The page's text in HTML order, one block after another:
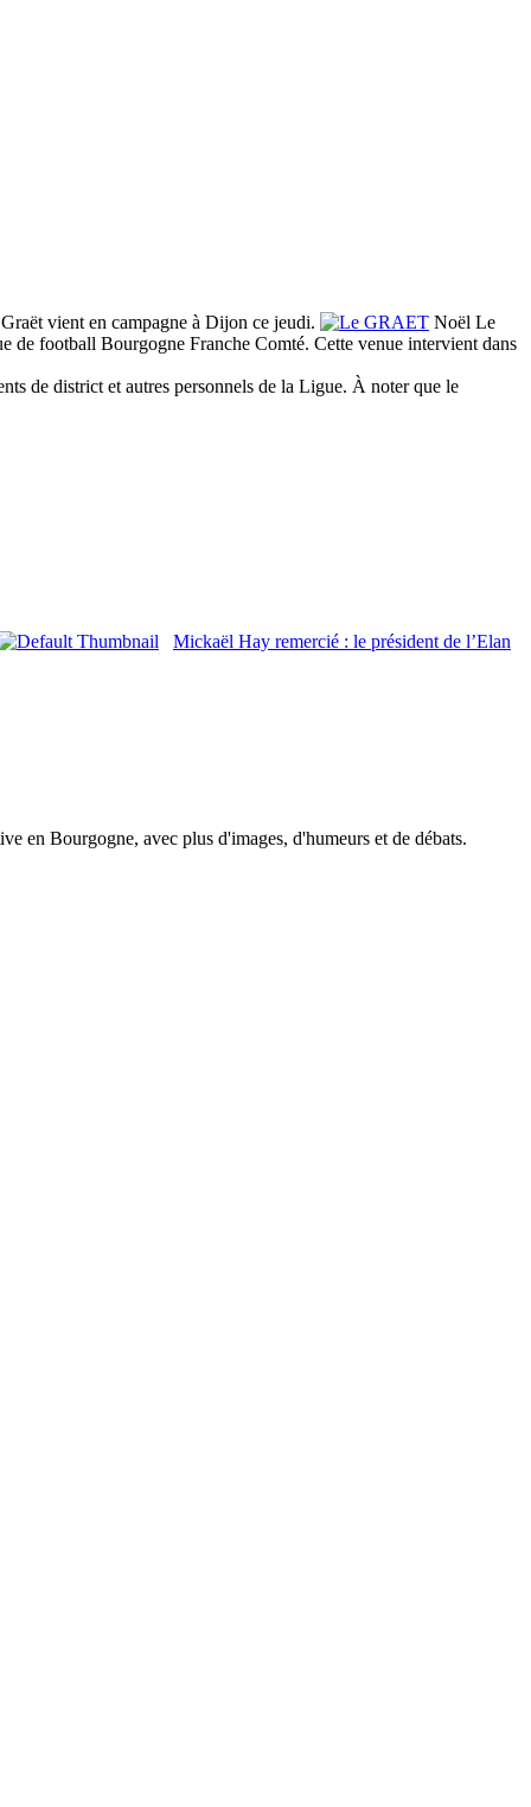
vient en campagne à Dijon ce jeudi.
Noël Le
de football Bourgogne Franche Comté. Cette venue intervient dans
de district et autres personnels de la Ligue. À noter que le
Mickaël Hay remercié : le président de l’Elan
en Bourgogne, avec plus d'images, d'humeurs et de débats.